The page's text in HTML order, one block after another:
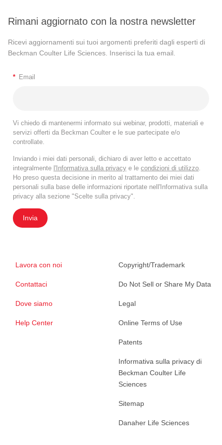
Rimani aggiornato con la nostra newsletter
Ricevi aggiornamenti sui tuoi argomenti preferiti dagli esperti di
Beckman Coulter Life Sciences. Inserisci la tua email.
* Email
Vi chiedo di mantenermi informato sui webinar, prodotti, materiali e
servizi offerti da Beckman Coulter e le sue partecipate e/o
controllate.
Inviando i miei dati personali, dichiaro di aver letto e accettato
integralmente l'Informativa sulla privacy e le condizioni di utilizzo.
Ho preso questa decisione in merito al trattamento dei miei dati
personali sulla base delle informazioni riportate nell'Informativa sulla
privacy alla sezione "Scelte sulla privacy".
Invia
Lavora con noi
Contattaci
Dove siamo
Help Center
Copyright/Trademark
Do Not Sell or Share My Data
Legal
Online Terms of Use
Patents
Informativa sulla privacy di
Beckman Coulter Life
Sciences
Sitemap
Danaher Life Sciences